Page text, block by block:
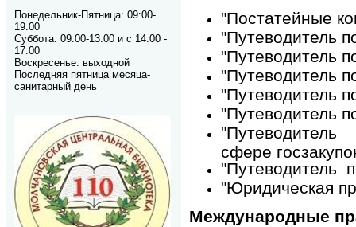
Понедельник-Пятница: 09:00-
19:00
Суббота: 09:00-13:00 и с 14:00 -
17:00
Воскресенье: выходной
Последняя пятница месяца-
санитарный день
"Постатейные
"Путеводитель
"Путеводитель
"Путеводитель
"Путеводитель
"Путеводитель
сфере
"Путеводитель
"Юридическая
Международные